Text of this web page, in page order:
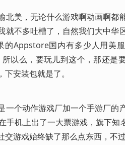
北美，无论什么游戏啊动画啊都
不多吐槽了，自然我们大中华
Appstore国内有多少人用美
以么，要玩儿到这个，那还是
安装包就是了。
一个动作游戏厂加一个手游厂的
手机上出了一大票游戏，旗下知
游戏始终缺了那么点东西，不